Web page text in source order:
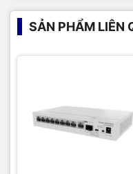
SẢN PHẨM LIÊN